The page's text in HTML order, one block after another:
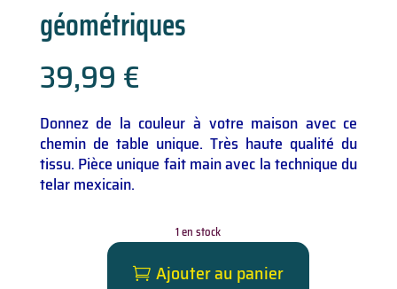
géométriques
39,99 €
Donnez de la couleur à votre maison avec ce
chemin de table unique. Très haute qualité du
tissu. Pièce unique fait main avec la technique du
telar mexicain.
1 en stock
Ajouter au panier